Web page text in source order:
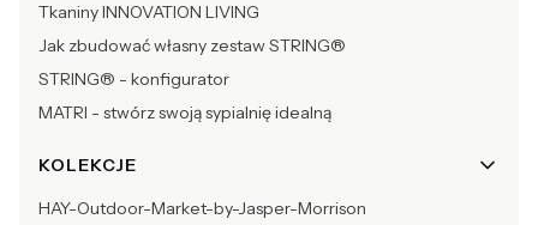
Tkaniny INNOVATION LIVING
Jak zbudować własny zestaw STRING®
STRING® - konfigurator
MATRI - stwórz swoją sypialnię idealną
KOLEKCJE
HAY-Outdoor-Market-by-Jasper-Morrison